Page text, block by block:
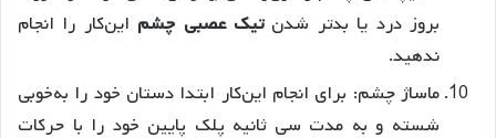
بروز درد یا بدتر شدنتیک عصبی چشم این‌کار را انجام
ندهید.‌
ماساژ چشم: برای انجام این‌کار ابتدا دستان خود را به‌خوبی
شسته و به مدت سی ثانیه پلک پایین خود را با حرکات